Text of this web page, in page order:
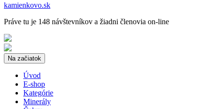
kamienkovo.sk
Práve tu je 148 návštevníkov a žiadni členovia on-line
Na začiatok
Úvod
E-shop
Kategórie
Minerály